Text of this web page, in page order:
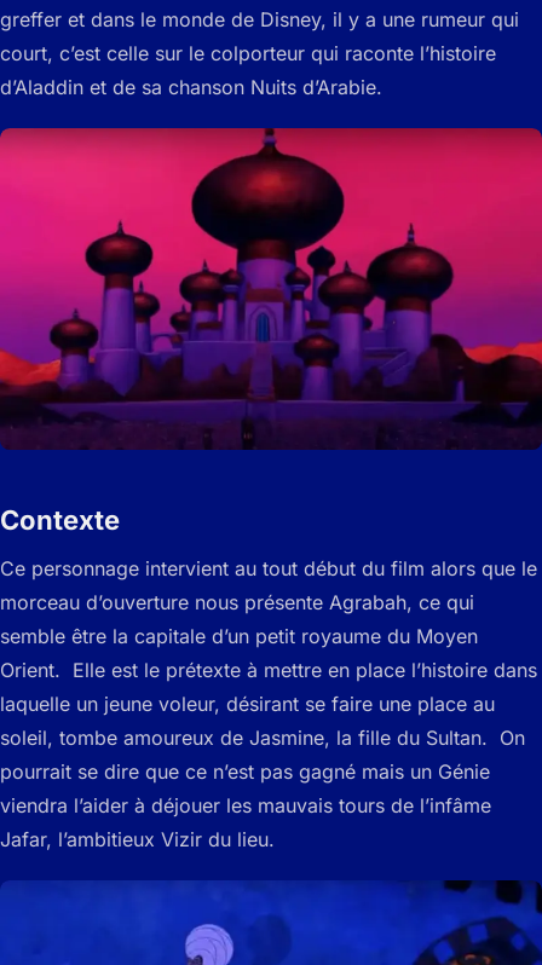
greffer et dans le monde de Disney, il y a une rumeur qui
court, c’est celle sur le colporteur qui raconte l’histoire
d’Aladdin et de sa chanson Nuits d’Arabie.
Contexte
Ce personnage intervient au tout début du film alors que le
morceau d’ouverture nous présente Agrabah, ce qui
semble être la capitale d’un petit royaume du Moyen
Orient. Elle est le prétexte à mettre en place l’histoire dans
laquelle un jeune voleur, désirant se faire une place au
soleil, tombe amoureux de Jasmine, la fille du Sultan. On
pourrait se dire que ce n’est pas gagné mais un Génie
viendra l’aider à déjouer les mauvais tours de l’infâme
Jafar, l’ambitieux Vizir du lieu.